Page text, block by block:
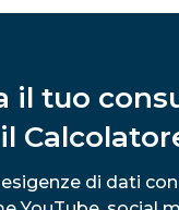
il tuo
di dati